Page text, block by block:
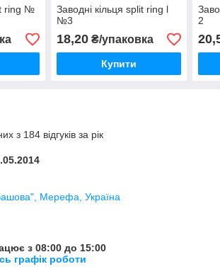
ring №
Заводні кільця split ring l
№3
18,20₴/упаковка
Купити
2
з 184 відгуків за рік
Мерефа, Україна
з 08:00 до 15:00
графік роботи